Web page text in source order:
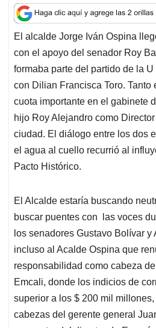
a
t
s
A
p
p
c
e
b
o
o
k
n
k
e
d
n
a
i
l
r
e
a
d
s
El alcalde Jorge Iván Ospina
con el apoyo del senador Roy
formaba parte del partido de la
con Dilian Francisca Toro. Tanto
cuota importante en el gabinete
hijo Roy Alejandro como
ciudad. El diálogo entre los dos
el agua al cuello recurrió al
Pacto Histórico.
El Alcalde estaría buscando
buscar puentes con las voces
los senadores Gustavo Bolívar
incluso al Acalde Ospina que
responsabilidad como cabeza
Emcali, donde los indicios de
superior a los $ 200 mil
cabezas del gerente general